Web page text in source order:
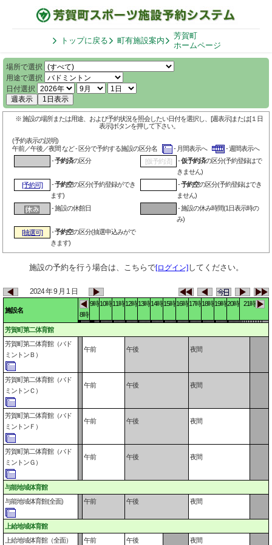
トップに戻る 町有施設案内
芳賀町
ホームページ
場所で選択
用途で選択
日付選択
週表示
1日表示
※ 施設の場所または用途、および予約状況を照会したい日付を選択し、[週表示]または[１日
表示]ボタンを押して下さい。
(予約表示の説明)
午前／午後／夜間 など - 区分で予約する施設の区分名
- 月間表示へ
- 週間表示へ
-予約済の区分 [仮予約済] -仮予約済の区分(予約登録はで
きません)
[予約可]
-予約空の区分(予約登録ができ
ます)
-予約空の区分(予約登録はでき
ません)
- 施設の休館日
- 施設の休み時間(1日表示時の
み)
[抽選可]
-予約空の区分(抽選申込みがで
きます)
施設の予約を行う場合は、こちらで[ログイン]してください。
2024 年 9 月 1 日
施設名
8時
9時10時11時12時13時14時15時16時17時18時19時20時 21時
芳賀町第二体育館
芳賀町第二体育館（バド
ミントンＢ）
午前 午後 夜間
芳賀町第二体育館（バド
ミントンＣ）
午前 午後 夜間
芳賀町第二体育館（バド
ミントンＦ）
午前 午後 夜間
芳賀町第二体育館（バド
ミントンＧ）
午前 午後 夜間
与能地域体育館
与能地域体育館(全面)
午前 午後 夜間
上給地域体育館
上給地域体育館（全面）
午前 午後 夜間